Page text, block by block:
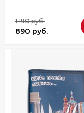
1 190 руб.
890 руб.